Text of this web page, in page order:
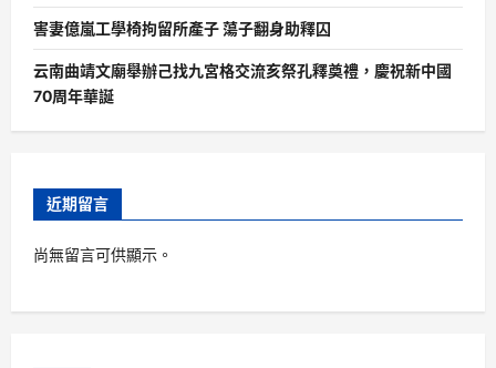
害妻億嵐工學椅拘留所產子 蕩子翻身助釋囚
云南曲靖文廟舉辦己找九宮格交流亥祭孔釋奠禮，慶祝新中國
70周年華誕
近期留言
尚無留言可供顯示。